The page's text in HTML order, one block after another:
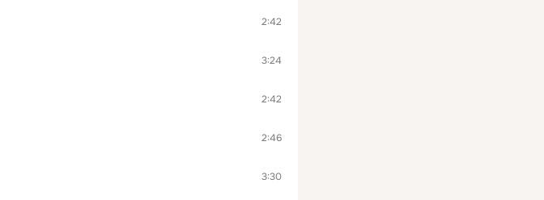
2:42
3:24
2:42
2:46
3:30